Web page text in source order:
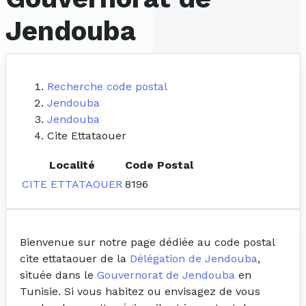
Jendouba
Recherche code postal
Jendouba
Jendouba
Cite Ettataouer
Localité
Code Postal
CITE ETTATAOUER 8196
Bienvenue sur notre page dédiée au code postal
cite ettataouer de la Délégation de Jendouba,
située dans le Gouvernorat de Jendouba en
Tunisie. Si vous habitez ou envisagez de vous